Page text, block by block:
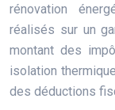
rénovation
réalisés sur un
montant des
isolation
des déductions